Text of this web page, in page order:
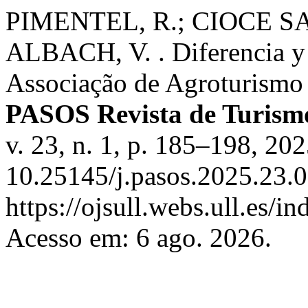
PIMENTEL, R.; CIOCE
ALBACH, V. . Diferencia
Associação de
PASOS Revista de
v. 23, n. 1, p. 185–198,
10.25145/
https://ojsull.webs.ull.es/
Acesso em: 6 ago. 2026.